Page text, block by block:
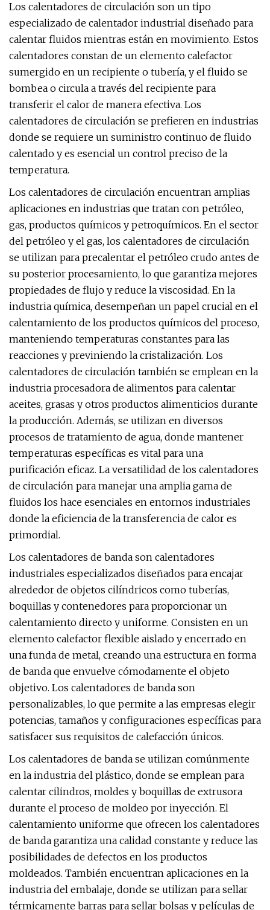
Los calentadores de circulación son un tipo
especializado de calentador industrial diseñado para
calentar fluidos mientras están en movimiento. Estos
calentadores constan de un elemento calefactor
sumergido en un recipiente o tubería, y el fluido se
bombea o circula a través del recipiente para
transferir el calor de manera efectiva. Los
calentadores de circulación se prefieren en industrias
donde se requiere un suministro continuo de fluido
calentado y es esencial un control preciso de la
temperatura.
Los calentadores de circulación encuentran amplias
aplicaciones en industrias que tratan con petróleo,
gas, productos químicos y petroquímicos. En el sector
del petróleo y el gas, los calentadores de circulación
se utilizan para precalentar el petróleo crudo antes de
su posterior procesamiento, lo que garantiza mejores
propiedades de flujo y reduce la viscosidad. En la
industria química, desempeñan un papel crucial en el
calentamiento de los productos químicos del proceso,
manteniendo temperaturas constantes para las
reacciones y previniendo la cristalización. Los
calentadores de circulación también se emplean en la
industria procesadora de alimentos para calentar
aceites, grasas y otros productos alimenticios durante
la producción. Además, se utilizan en diversos
procesos de tratamiento de agua, donde mantener
temperaturas específicas es vital para una
purificación eficaz. La versatilidad de los calentadores
de circulación para manejar una amplia gama de
fluidos los hace esenciales en entornos industriales
donde la eficiencia de la transferencia de calor es
primordial.
Los calentadores de banda son calentadores
industriales especializados diseñados para encajar
alrededor de objetos cilíndricos como tuberías,
boquillas y contenedores para proporcionar un
calentamiento directo y uniforme. Consisten en un
elemento calefactor flexible aislado y encerrado en
una funda de metal, creando una estructura en forma
de banda que envuelve cómodamente el objeto
objetivo. Los calentadores de banda son
personalizables, lo que permite a las empresas elegir
potencias, tamaños y configuraciones específicas para
satisfacer sus requisitos de calefacción únicos.
Los calentadores de banda se utilizan comúnmente
en la industria del plástico, donde se emplean para
calentar cilindros, moldes y boquillas de extrusora
durante el proceso de moldeo por inyección. El
calentamiento uniforme que ofrecen los calentadores
de banda garantiza una calidad constante y reduce las
posibilidades de defectos en los productos
moldeados. También encuentran aplicaciones en la
industria del embalaje, donde se utilizan para sellar
térmicamente barras para sellar bolsas y películas de